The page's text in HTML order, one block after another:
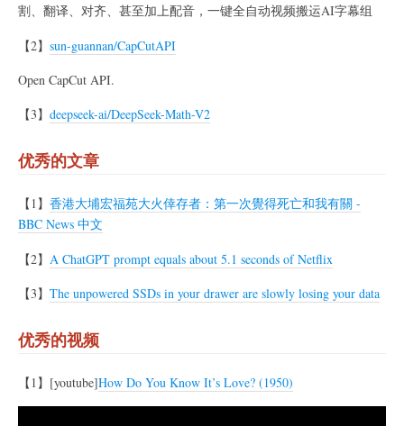
割、翻译、对齐、甚至加上配音，一键全自动视频搬运AI字幕组
【2】 sun-guannan/CapCutAPI
Open CapCut API.
【3】 deepseek-ai/DeepSeek-Math-V2
优秀的文章
【1】 香港大埔宏福苑大火倖存者：第一次覺得死亡和我有關 -
BBC News 中文
【2】 A ChatGPT prompt equals about 5.1 seconds of Netflix
【3】 The unpowered SSDs in your drawer are slowly losing your data
优秀的视频
【1】[youtube]How Do You Know It’s Love? (1950)